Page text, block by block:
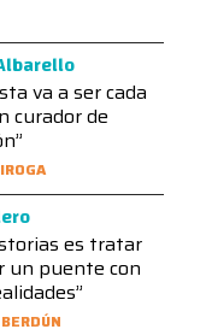
va a ser cada
curador de
es tratar
un puente con